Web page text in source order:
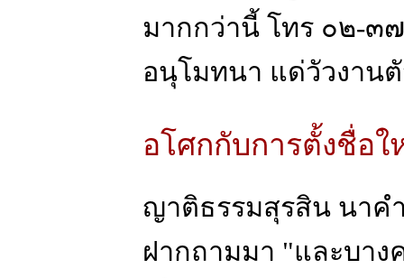
มากกว่านี้ โทร ๐๒-
อนุโมทนา แด่วัวงาน
อโศกกับการตั้งชื่อใ
ญาติธรรมสุรสิน นาค
ฝากถามมา "และบา